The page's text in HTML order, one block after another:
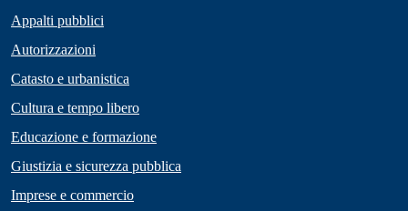
Appalti pubblici
Autorizzazioni
Catasto e urbanistica
Cultura e tempo libero
Educazione e formazione
Giustizia e sicurezza pubblica
Imprese e commercio